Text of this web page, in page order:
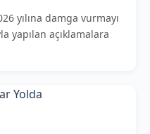
yılına damga vurmayı
yapılan açıklamalara